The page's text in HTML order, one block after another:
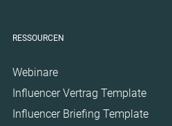
RESSOURCEN
Webinare
Influencer Vertrag Template
Influencer Briefing Template